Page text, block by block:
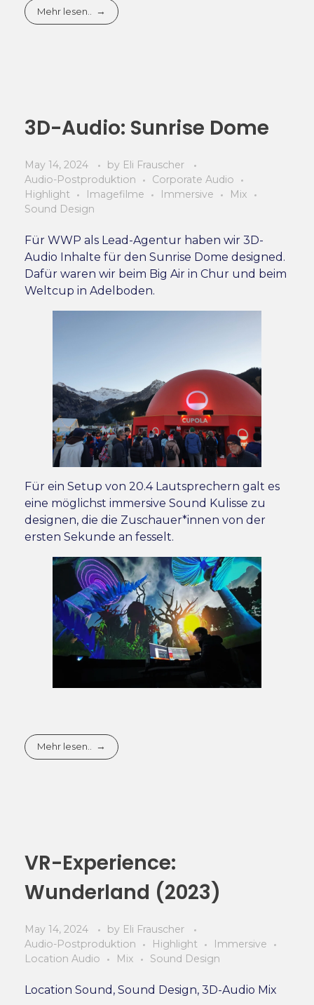
Mehr lesen..
3D-Audio: Sunrise Dome
May 14, 2024 by Eli Frauscher
Audio-Postproduktion
Corporate Audio
Highlight
Imagefilme Immersive
Mix
Sound Design
Für WWP als Lead-Agentur haben wir 3D-
Audio Inhalte für den Sunrise Dome designed.
Dafür waren wir beim Big Air in Chur und beim
Weltcup in Adelboden.
Für ein Setup von 20.4 Lautsprechern galt es
eine möglichst immersive Sound Kulisse zu
designen, die die Zuschauer*innen von der
ersten Sekunde an fesselt.
Mehr lesen..
VR-Experience:
Wunderland (2023)
May 14, 2024 by Eli Frauscher
Audio-Postproduktion
Highlight
Immersive
Location Audio
Mix Sound Design
Location Sound, Sound Design, 3D-Audio Mix